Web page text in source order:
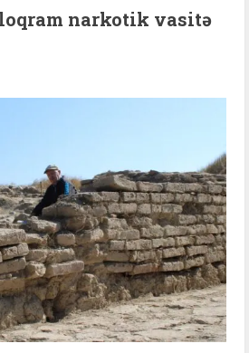
narkotik vasitə